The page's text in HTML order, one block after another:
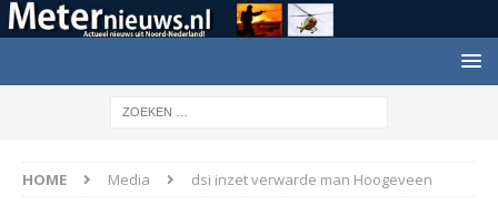
HOME Media dsi inzet verwarde man Hoogeveen